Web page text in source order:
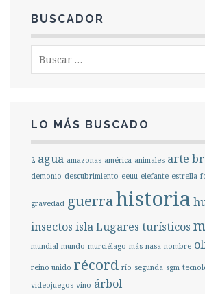
BUSCADOR
LO MÁS BUSCADO
2 agua amazonas américa animales arte
demonio descubrimiento eeuu elefante estrella
gravedad guerrahistoria
insectos islaLugares turísticos
mundial mundo murciélago más nasa nombre
reino unido récord río segunda sgm
videojuegos vino árbol